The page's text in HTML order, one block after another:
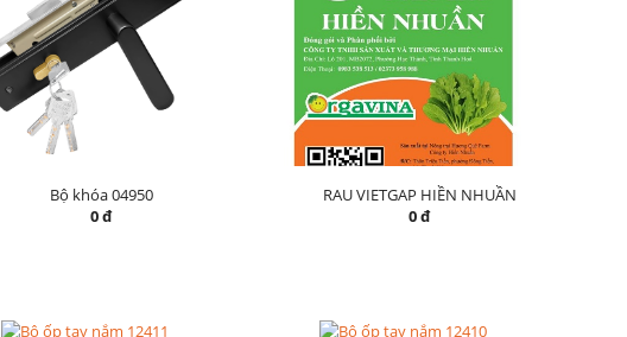
Bộ khóa 04950
0 đ
RAU VIETGAP HIỀN NHUẦN
0 đ